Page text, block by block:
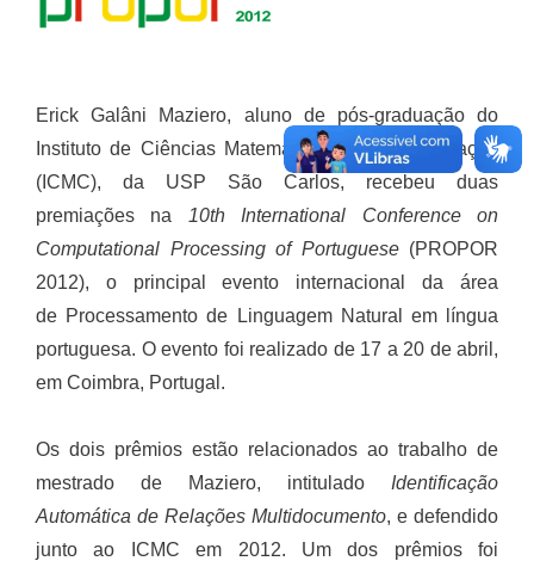
Erick Galâni Maziero, aluno de pós-graduação do
Instituto de Ciências Matemáticas e de Computação
(ICMC), da USP São Carlos, recebeu duas
premiações na 10th International Conference on
Computational Processing of Portuguese(PROPOR
2012), o principal evento internacional da área
de Processamento de Linguagem Natural em língua
portuguesa. O evento foi realizado de 17 a 20 de abril,
em Coimbra, Portugal.
Os dois prêmios estão relacionados ao trabalho de
mestrado de Maziero, intitulado Identificação
Automática de Relações Multidocumento, e defendido
junto ao ICMC em 2012. Um dos prêmios foi